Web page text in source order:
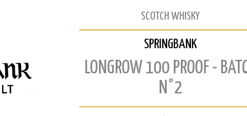
SCOTCH WHISKY
SPRINGBANK
LONGROW 100 PROOF -
N°2